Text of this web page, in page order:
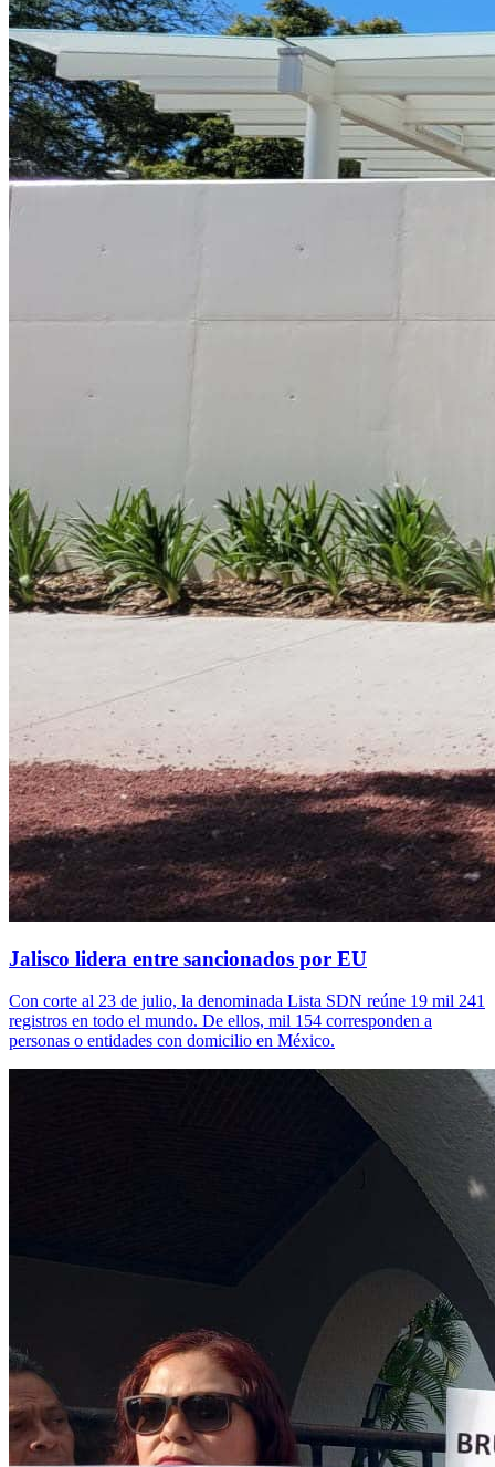
Jalisco lidera entre sancionados por EU
Con corte al 23 de julio, la denominada Lista SDN reúne 19 mil 241
registros en todo el mundo. De ellos, mil 154 corresponden a
personas o entidades con domicilio en México.